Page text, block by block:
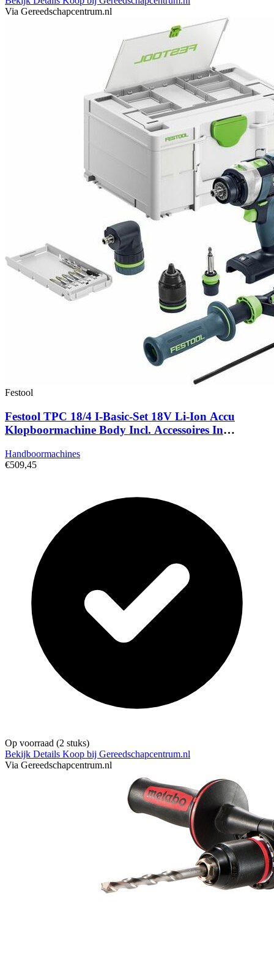
Via Gereedschapcentrum.nl
Festool
Festool TPC 18/4 I-Basic-Set 18V Li-Ion Accu
Klopboormachine Body Incl. Accessoires In
Handboormachines
€509,45
Op voorraad (2 stuks)
Bekijk Details Koop bij Gereedschapcentrum.nl
Via Gereedschapcentrum.nl